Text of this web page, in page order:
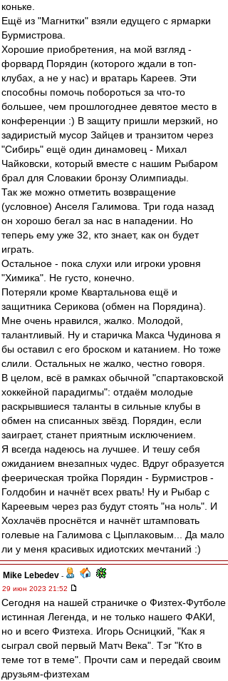
коньке.
Ещё из "Магнитки" взяли едущего с ярмарки
Бурмистрова.
Хорошие приобретения, на мой взгляд -
форвард Порядин (которого ждали в топ-
клубах, а не у нас) и вратарь Кареев. Эти
способны помочь побороться за что-то
большее, чем прошлогоднее девятое место в
конференции :) В защиту пришли мерзкий, но
задиристый мусор Зайцев и транзитом через
"Сибирь" ещё один динамовец - Михал
Чайковски, который вместе с нашим Рыбаром
брал для Словакии бронзу Олимпиады.
Так же можно отметить возвращение
(условное) Анселя Галимова. Три года назад
он хорошо бегал за нас в нападении. Но
теперь ему уже 32, кто знает, как он будет
играть.
Остальное - пока слухи или игроки уровня
"Химика". Не густо, конечно.
Потеряли кроме Квартальнова ещё и
защитника Серикова (обмен на Порядина).
Мне очень нравился, жалко. Молодой,
талантливый. Ну и старичка Макса Чудинова я
бы оставил с его броском и катанием. Но тоже
слили. Остальных не жалко, честно говоря.
В целом, всё в рамках обычной "спартаковской
хоккейной парадигмы": отдаём молодые
раскрывшиеся таланты в сильные клубы в
обмен на списанных звёзд. Порядин, если
заиграет, станет приятным исключением.
Я всегда надеюсь на лучшее. И тешу себя
ожиданием внезапных чудес. Вдруг образуется
феерическая тройка Порядин - Бурмистров -
Голдобин и начнёт всех рвать! Ну и Рыбар с
Кареевым через раз будут стоять "на ноль". И
Хохлачёв проснётся и начнёт штамповать
голевые на Галимова с Цыплаковым... Да мало
ли у меня красивых идиотских мечтаний :)
Mike Lebedev -
29 июн 2023 21:52
Сегодня на нашей страничке о Физтех-Футболе
истинная Легенда, и не только нашего ФАКИ,
но и всего Физтеха. Игорь Осницкий, "Как я
сыграл свой первый Матч Века". Тэг "Кто в
теме тот в теме". Прочти сам и передай своим
друзьям-физтехам